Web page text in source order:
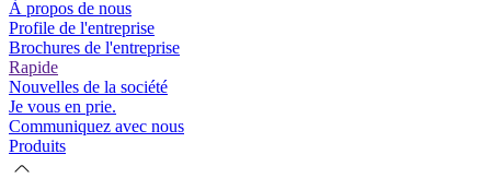
À propos de nous
Profile de l'entreprise
Brochures de l'entreprise
Rapide
Nouvelles de la société
Je vous en prie.
Communiquez avec nous
Produits